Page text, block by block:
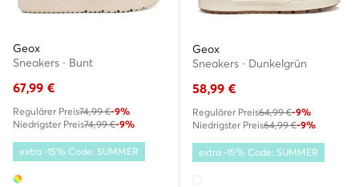
Geox
Sneakers · Bunt
67,99 €
Regulärer Preis74,99 €-9%
Niedrigster Preis74,99 €-9%
extra -15% Code: SUMMER
Geox
Sneakers · Dunkelgrün
58,99 €
Regulärer Preis64,99 €-9%
Niedrigster Preis64,99 €-9%
extra -15% Code: SUMMER